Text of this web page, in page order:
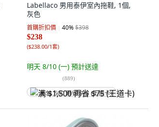
Labellaco 男用泰伊室內拖鞋, 1個,
灰色
首購折扣價 40%$398
$238
($238.00/1套)
明天 8/10 (一) 預計送達
(889)
满 $1,500 再省 $75 (王道卡)